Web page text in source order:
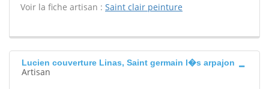
Voir la fiche artisan : Saint clair peinture
Lucien couverture Linas, Saint germain l�s arpajon
Artisan